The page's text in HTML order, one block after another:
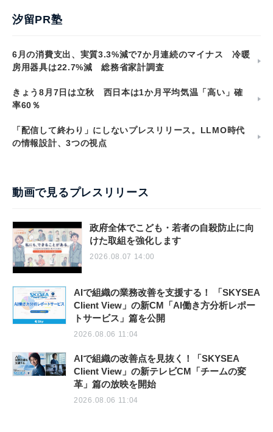
汐留PR塾
6月の消費支出、実質3.3%減で7か月連続のマイナス 冷暖
房用器具は22.7%減 総務省家計調査
きょう8月7日は立秋 西日本は1か月平均気温「高い」確
率60％
「配信して終わり」にしないプレスリリース。LLMO時代
の情報設計、3つの視点
動画で見るプレスリリース
政府全体でこども・若者の自殺防止に向
けた取組を強化します
2026.08.07 14:00
AIで組織の業務改善を支援する！ 「SKYSEA
Client View」の新CM「AI働き方分析レポー
トサービス」篇を公開
2026.08.06 11:04
AIで組織の改善点を見抜く！「SKYSEA
Client View」の新テレビCM「チームの変
革」篇の放映を開始
2026.08.06 11:04